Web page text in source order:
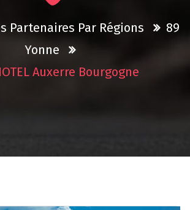
Partenaires Par Régions
89
Yonne
Auxerre Bourgogne